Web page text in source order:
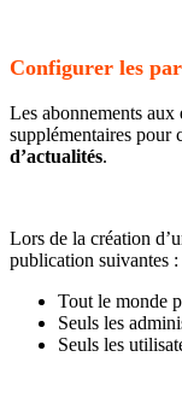
Configurer les
Les abonnements aux
supplémentaires pour
d’actualités.
Lors de la création
publication suivantes :
Tout le monde
Seuls les
Seuls les